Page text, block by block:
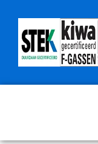
content